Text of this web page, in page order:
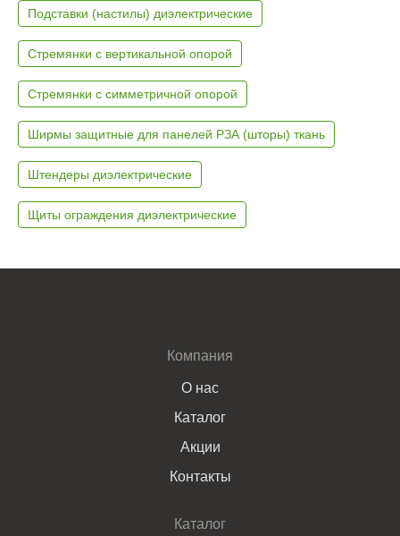
Подставки (настилы) диэлектрические
Стремянки с вертикальной опорой
Стремянки с симметричной опорой
Ширмы защитные для панелей РЗА (шторы) ткань
Штендеры диэлектрические
Щиты ограждения диэлектрические
Компания
О нас
Каталог
Акции
Контакты
Каталог